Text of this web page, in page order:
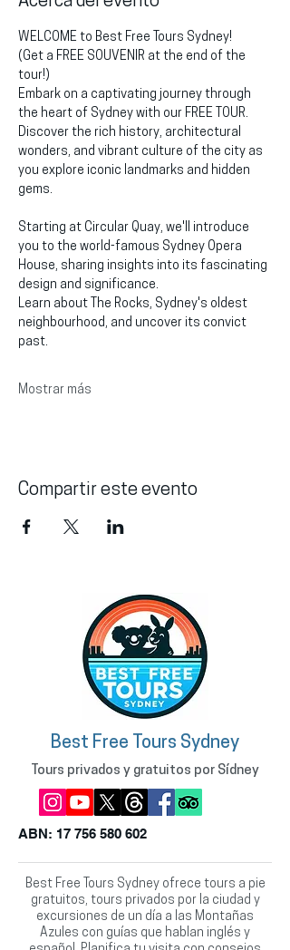
WELCOME to Best Free Tours Sydney!
(Get a FREE SOUVENIR at the end of the
tour!)
Embark on a captivating journey through
the heart of Sydney with our FREE TOUR.
Discover the rich history, architectural
wonders, and vibrant culture of the city as
you explore iconic landmarks and hidden
gems.
Starting at Circular Quay, we'll introduce
you to the world-famous Sydney Opera
House, sharing insights into its fascinating
design and significance.
Learn about The Rocks, Sydney's oldest
neighbourhood, and uncover its convict
past.
Mostrar más
Compartir este evento
Best Free Tours Sydney
Tours privados y gratuitos por Sídney
ABN: 17 756 580 602
Best Free Tours Sydney ofrece tours a pie
gratuitos, tours privados por la ciudad y
excursiones de un día a las Montañas
Azules con guías que hablan inglés y